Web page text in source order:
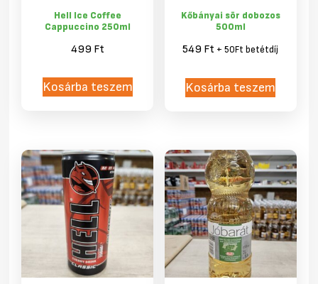
Hell Ice Coffee
Cappuccino 250ml
499 Ft
Kosárba teszem
Kőbányai sör dobozos
500ml
549 Ft + 50Ft betétdíj
Kosárba teszem